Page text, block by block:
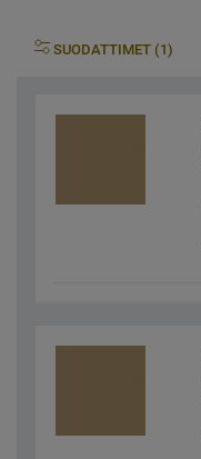
SUODATTIMET (1)